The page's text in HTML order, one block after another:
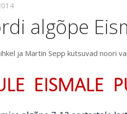
algõpe
ja Martin Sepp kutsuvad noori